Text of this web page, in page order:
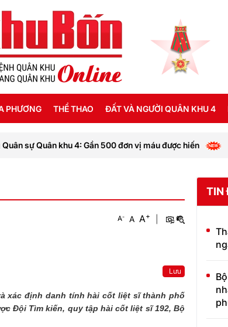
PHƯƠNG THỂ THAO ĐẤT VÀ NGƯỜI QUÂN KHU 4
khu 4: Gần 500 đơn vị máu được hiến Lữ
A- A A+
Lưu
xác định danh tính hài cốt liệt sĩ thành phố
Đội Tìm kiến, quy tập hài cốt liệt sĩ 192, Bộ
TIN